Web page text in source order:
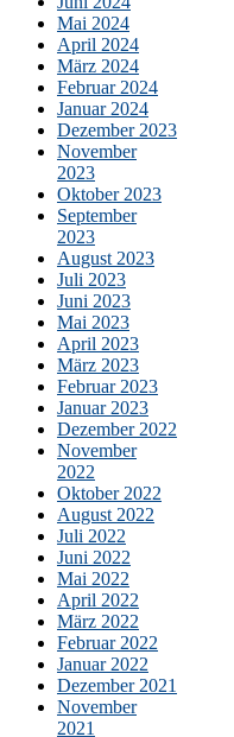
Mai 2024
April 2024
März 2024
Februar 2024
Januar 2024
Dezember 2023
November
2023
Oktober 2023
September
2023
August 2023
Juli 2023
Juni 2023
Mai 2023
April 2023
März 2023
Februar 2023
Januar 2023
Dezember 2022
November
2022
Oktober 2022
August 2022
Juli 2022
Juni 2022
Mai 2022
April 2022
März 2022
Februar 2022
Januar 2022
Dezember 2021
November
2021